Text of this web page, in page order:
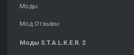
Моды
Мод Отзывы
Моды S.T.A.L.K.E.R. 2